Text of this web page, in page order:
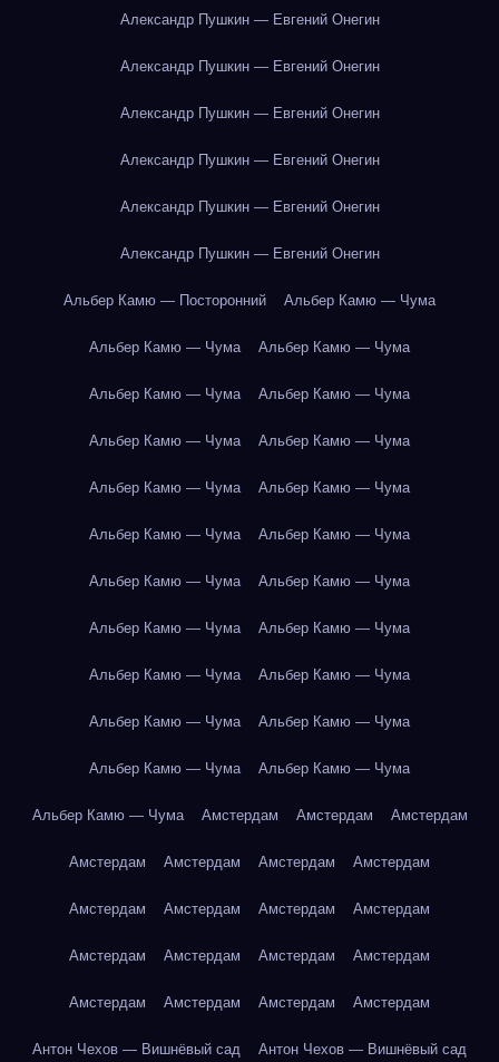
Александр Пушкин — Евгений Онегин
Александр Пушкин — Евгений Онегин
Александр Пушкин — Евгений Онегин
Александр Пушкин — Евгений Онегин
Александр Пушкин — Евгений Онегин
Александр Пушкин — Евгений Онегин
Альбер Камю — Посторонний Альбер Камю — Чума
Альбер Камю — Чума Альбер Камю — Чума
Альбер Камю — Чума Альбер Камю — Чума
Альбер Камю — Чума Альбер Камю — Чума
Альбер Камю — Чума Альбер Камю — Чума
Альбер Камю — Чума Альбер Камю — Чума
Альбер Камю — Чума Альбер Камю — Чума
Альбер Камю — Чума Альбер Камю — Чума
Альбер Камю — Чума Альбер Камю — Чума
Альбер Камю — Чума Альбер Камю — Чума
Альбер Камю — Чума Альбер Камю — Чума
Альбер Камю — Чума Амстердам Амстердам Амстердам
Амстердам Амстердам Амстердам Амстердам
Амстердам Амстердам Амстердам Амстердам
Амстердам Амстердам Амстердам Амстердам
Амстердам Амстердам Амстердам Амстердам
Антон Чехов — Вишнёвый сад Антон Чехов — Вишнёвый сад